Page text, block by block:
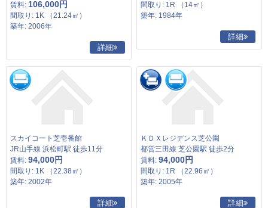
賃料: 106,000円
間取り: 1K （21.24㎡）
築年: 2006年
詳細
間取り: 1R （14㎡）
築年: 1984年
詳細
スカイコート芝壱番館
JR山手線 浜松町駅 徒歩11分
賃料: 94,000円
間取り: 1K （22.38㎡）
築年: 2002年
詳細
ＫＤＸレジデンス芝公園
都営三田線 芝公園駅 徒歩2分
賃料:94,000円
間取り: 1R （22.96㎡）
築年: 2005年
詳細